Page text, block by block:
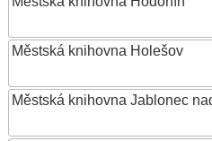
Městská knihovna Holešov
Městská knihovna Jablonec